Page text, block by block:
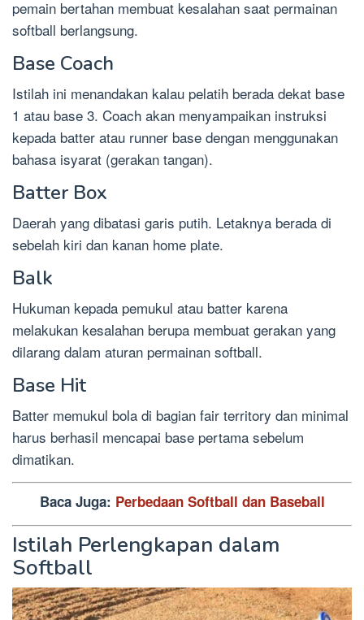
pemain bertahan membuat kesalahan saat permainan
softball berlangsung.
Base Coach
Istilah ini menandakan kalau pelatih berada dekat base
1 atau base 3. Coach akan menyampaikan instruksi
kepada batter atau runner base dengan menggunakan
bahasa isyarat (gerakan tangan).
Batter Box
Daerah yang dibatasi garis putih. Letaknya berada di
sebelah kiri dan kanan home plate.
Balk
Hukuman kepada pemukul atau batter karena
melakukan kesalahan berupa membuat gerakan yang
dilarang dalam aturan permainan softball.
Base Hit
Batter memukul bola di bagian fair territory dan minimal
harus berhasil mencapai base pertama sebelum
dimatikan.
Baca Juga: Perbedaan Softball dan Baseball
Istilah Perlengkapan dalam
Softball